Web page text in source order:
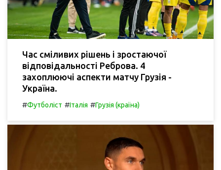
Час сміливих рішень і зростаючої
відповідальності Реброва. 4
захоплюючі аспекти матчу Грузія -
Україна.
#Футболіст #Італія #Грузія (країна)